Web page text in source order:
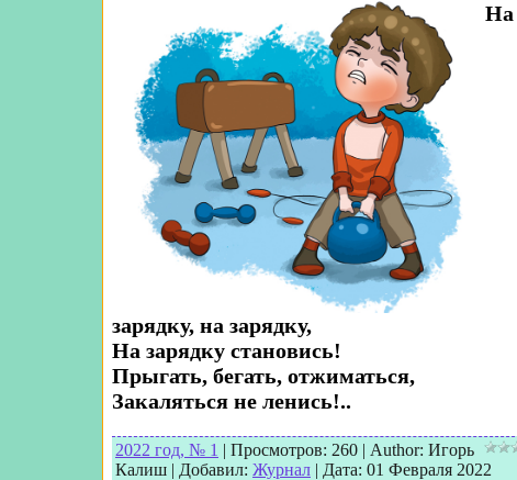
На
зарядку, на зарядку,
На зарядку становись!
Прыгать, бегать, отжиматься,
Закаляться не ленись!..
2022 год, № 1 | Просмотров: 260| Author: Игорь
Калиш| Добавил: Журнал| Дата: 01 Февраля 2022